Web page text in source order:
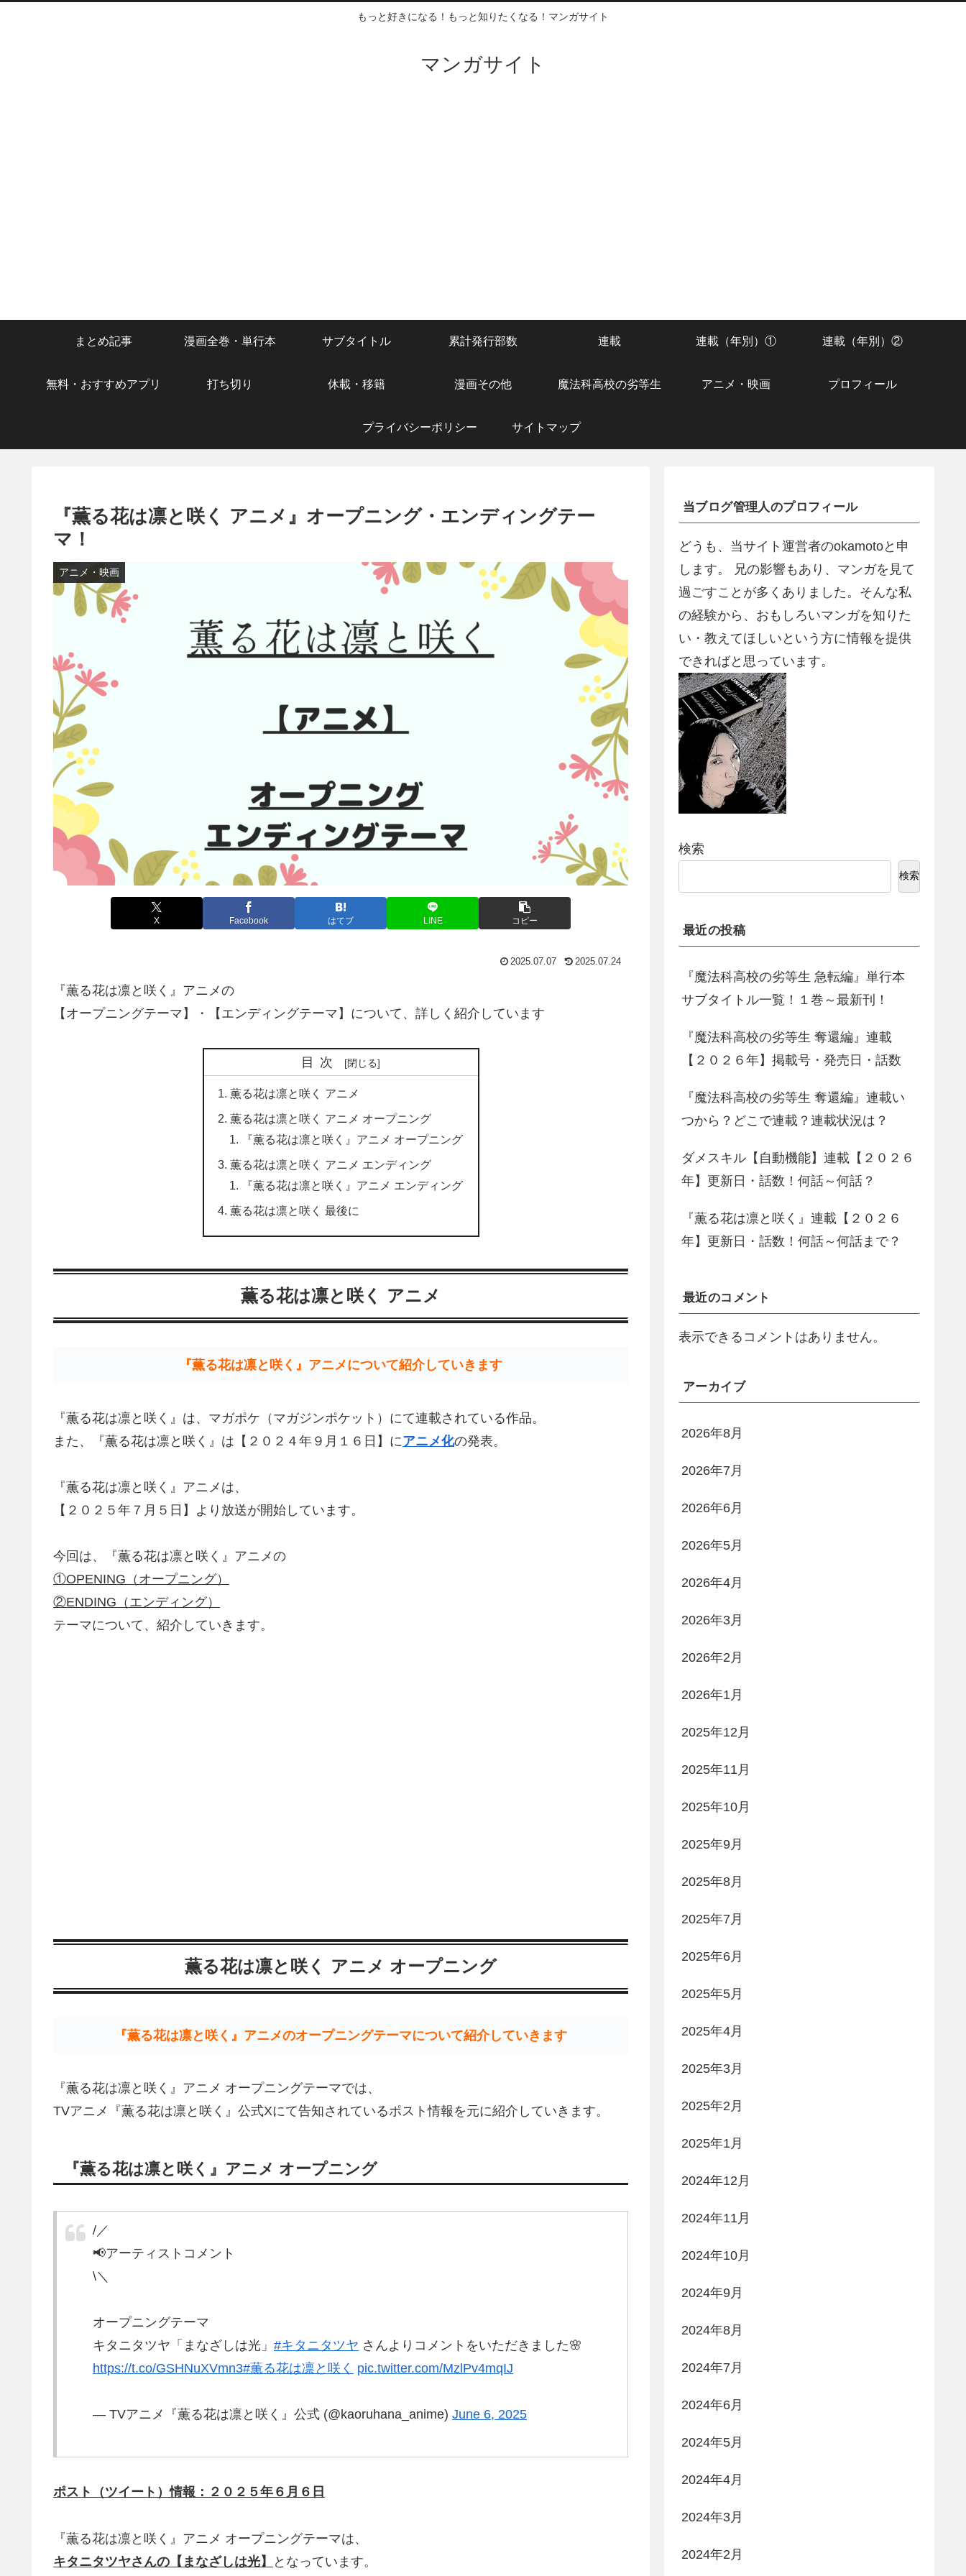
もっと好きになる！もっと知りたくなる！マンガサイト
マンガサイト
まとめ記事 漫画全巻・単行本 サブタイトル 累計発行部数 連載 連載（年別）① 連載（年別）②
無料・おすすめアプリ 打ち切り 休載・移籍 漫画その他 魔法科高校の劣等生 アニメ・映画 プロフィール
プライバシーポリシー サイトマップ
『薫る花は凛と咲く アニメ』オープニング・エンディングテー
マ！
アニメ・映画
X Facebook はてブ LINE コピー
2025.07.07 2025.07.24
『薫る花は凛と咲く』アニメの
【オープニングテーマ】・【エンディングテーマ】について、詳しく紹介しています
目次
薫る花は凛と咲く アニメ
薫る花は凛と咲く アニメ オープニング
『薫る花は凛と咲く』アニメ オープニング
薫る花は凛と咲く アニメ エンディング
『薫る花は凛と咲く』アニメ エンディング
薫る花は凛と咲く 最後に
薫る花は凛と咲く アニメ
『薫る花は凛と咲く』アニメについて紹介していきます
『薫る花は凛と咲く』は、マガポケ（マガジンポケット）にて連載されている作品。
また、『薫る花は凛と咲く』は【２０２４年９月１６日】にアニメ化の発表。
『薫る花は凛と咲く』アニメは、
【２０２５年７月５日】より放送が開始しています。
今回は、『薫る花は凛と咲く』アニメの
①OPENING（オープニング）
②ENDING（エンディング）
テーマについて、紹介していきます。
薫る花は凛と咲く アニメ オープニング
『薫る花は凛と咲く』アニメのオープニングテーマについて紹介していきます
『薫る花は凛と咲く』アニメ オープニングテーマでは、
TVアニメ『薫る花は凛と咲く』公式Xにて告知されているポスト情報を元に紹介していきます。
『薫る花は凛と咲く』アニメ オープニング
/／
📢アーティストコメント
\＼
オープニングテーマ
キタニタツヤ「まなざしは光」 #キタニタツヤ さんよりコメントをいただきました🌸
https://t.co/GSHNuXVmn3#薫る花は凛と咲く pic.twitter.com/MzlPv4mqIJ
— TVアニメ『薫る花は凛と咲く』公式 (@kaoruhana_anime) June 6, 2025
ポスト（ツイート）情報：２０２５年６月６日
『薫る花は凛と咲く』アニメ オープニングテーマは、
キタニタツヤさんの【まなざしは光】
となっています。
当ブログ管理人のプロフィール
どうも、当サイト運営者のokamotoと申
します。 兄の影響もあり、マンガを見て
過ごすことが多くありました。そんな私
の経験から、おもしろいマンガを知りた
い・教えてほしいという方に情報を提供
できればと思っています。
検索
検索
最近の投稿
『魔法科高校の劣等生 急転編』単行本
サブタイトル一覧！１巻～最新刊！
『魔法科高校の劣等生 奪還編』連載
【２０２６年】掲載号・発売日・話数
『魔法科高校の劣等生 奪還編』連載い
つから？どこで連載？連載状況は？
ダメスキル【自動機能】連載【２０２６
年】更新日・話数！何話～何話？
『薫る花は凛と咲く』連載【２０２６
年】更新日・話数！何話～何話まで？
最近のコメント
表示できるコメントはありません。
アーカイブ
2026年8月
2026年7月
2026年6月
2026年5月
2026年4月
2026年3月
2026年2月
2026年1月
2025年12月
2025年11月
2025年10月
2025年9月
2025年8月
2025年7月
2025年6月
2025年5月
2025年4月
2025年3月
2025年2月
2025年1月
2024年12月
2024年11月
2024年10月
2024年9月
2024年8月
2024年7月
2024年6月
2024年5月
2024年4月
2024年3月
2024年2月